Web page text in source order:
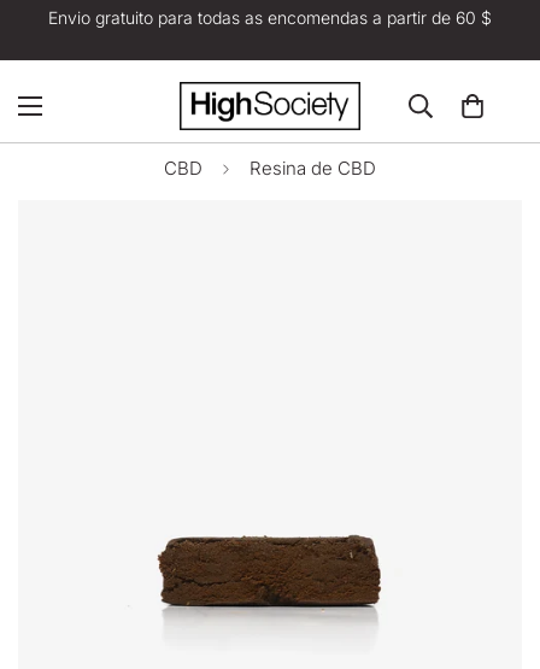
Envio gratuito para todas as encomendas a partir de 60 $
CBD Resina de CBD